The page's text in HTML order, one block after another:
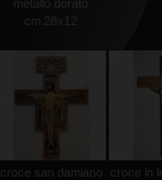
metallo dorato
cm.28x12
croce san damiano
croce in